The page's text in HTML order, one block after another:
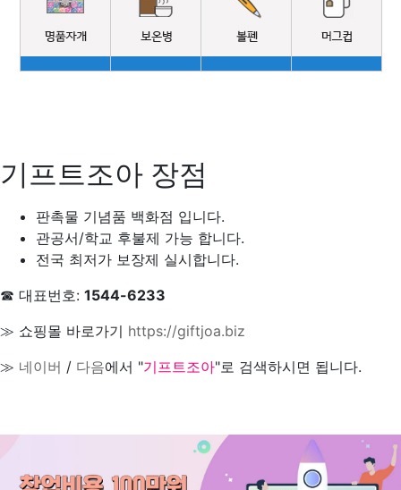
기프트조아 장점
판촉물 기념품 백화점 입니다.
관공서/학교 후불제 가능 합니다.
전국 최저가 보장제 실시합니다.
☎ 대표번호: 1544-6233
≫ 쇼핑몰 바로가기 https://giftjoa.biz
≫ 네이버 / 다음에서 "기프트조아"로 검색하시면 됩니다.